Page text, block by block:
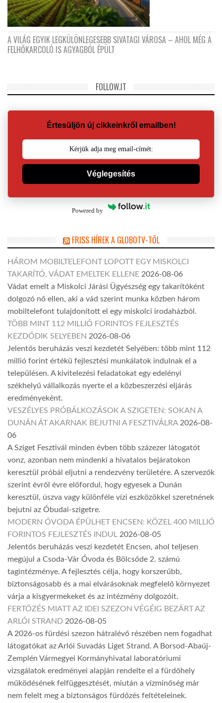
A VILÁG EGYIK LEGKÜLÖNLEGESEBB SIVATAGI VÁROSA – AHOL MÉG A
FELHŐKARCOLÓ IS AGYAGBÓL ÉPÜLT
FOLLOW.IT
Értesüljön új cikkeinkről emailben!
Véglegesítés
Powered by
FRISS HÍREK A GLOBOTV-TŐL
HÁROM MOBILTELEFONT LOPOTT EGY MISKOLCI
TAKARÍTÓ, VÁDAT EMELTEK ELLENE 2026-08-06
Vádat emelt a Miskolci Járási Ügyészség egy takarítóként
dolgozó nő ellen, aki a vád szerint munka közben három
mobiltelefont tulajdonított el egy miskolci irodaházból.
TÖBB MINT 112 MILLIÓ FORINTOS FEJLESZTÉS
KEZDŐDIK SELYEBEN 2026-08-06
Jelentős beruházás veszi kezdetét Selyében: több mint 112
millió forint értékű fejlesztési munkálatok indulnak el a
településen. A kivitelezési feladatokat egy edelényi
székhelyű vállalkozás nyerte el a közbeszerzési eljárás
eredményeként.
VESZÉLYES PRÓBÁLKOZÁSOK A SZIGETEN: SOKAN A
DUNÁN ÁT AKARNAK BEJUTNI A FESZTIVÁLRA 2026-08-
06
A Sziget Fesztivál minden évben több százezer látogatót
vonz, azonban nem mindenki a hivatalos bejáratokon
keresztül próbál eljutni a rendezvény területére. A szervezők
szerint évről évre előfordul, hogy egyesek a Dunán
keresztül, úszva vagy különféle vízi eszközökkel szeretnének
bejutni az Óbudai-szigetre.
MODERN ÓVODA ÉPÜLHET ENCSEN: KÖZEL 400 MILLIÓ
FORINTOS FEJLESZTÉS INDUL 2026-08-05
Jelentős beruházás veszi kezdetét Encsen, ahol teljesen
megújul a Csoda-Vár Óvoda és Bölcsőde 2. számú
tagintézménye. A fejlesztés célja, hogy korszerűbb,
biztonságosabb és a mai elvárásoknak megfelelő környezet
várja a kisgyermekeket és az intézmény dolgozóit.
FERTŐZÉS MIATT AZ IDEI SZEZON VÉGÉIG BEZÁRT AZ
ARLÓI STRAND 2026-08-05
A 2026-os fürdési szezon hátralévő részében nem fogadhat
látogatókat az Arlói Suvadás Liget Strand. A Borsod-Abaúj-
Zemplén Vármegyei Kormányhivatal laboratóriumi
vizsgálatok eredményei alapján rendelte el a fürdőhely
működésének felfüggesztését, miután a vízminőség már
nem felelt meg a biztonságos fürdőzés feltételeinek.